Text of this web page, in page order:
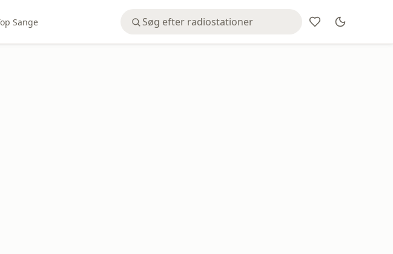
Sange